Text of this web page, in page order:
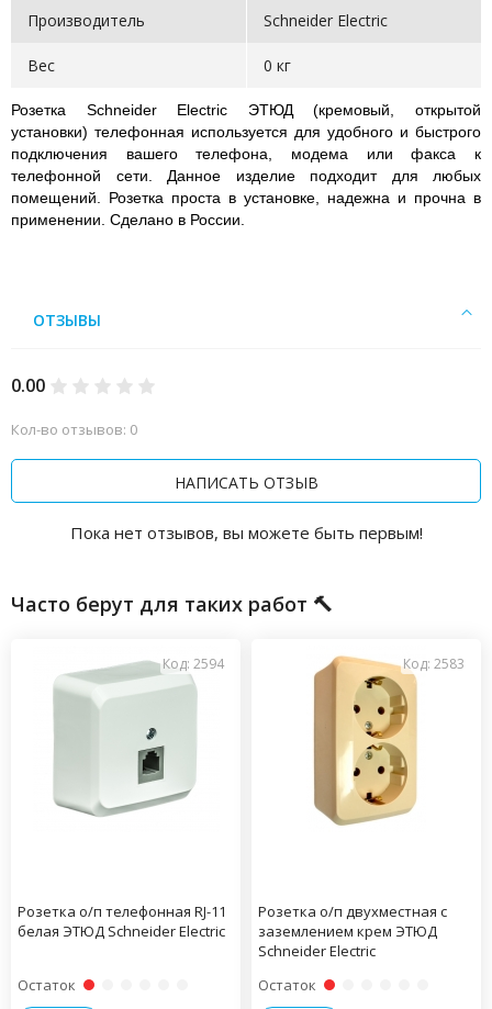
Производитель Schneider Electric
Вес 0 кг
Розетка Schneider Electric ЭТЮД (кремовый, открытой
установки) телефонная используется для удобного и быстрого
подключения вашего телефона, модема или факса к
телефонной сети. Данное изделие подходит для любых
помещений. Розетка проста в установке, надежна и прочна в
применении. Сделано в России.
ОТЗЫВЫ
0.00
Кол-во отзывов: 0
НАПИСАТЬ ОТЗЫВ
Пока нет отзывов, вы можете быть первым!
Часто берут для таких работ 🔨
Код: 2594
Розетка о/п телефонная RJ-11
белая ЭТЮД Schneider Electric
Остаток
Код: 2583
Розетка о/п двухместная с
заземлением крем ЭТЮД
Schneider Electric
Остаток